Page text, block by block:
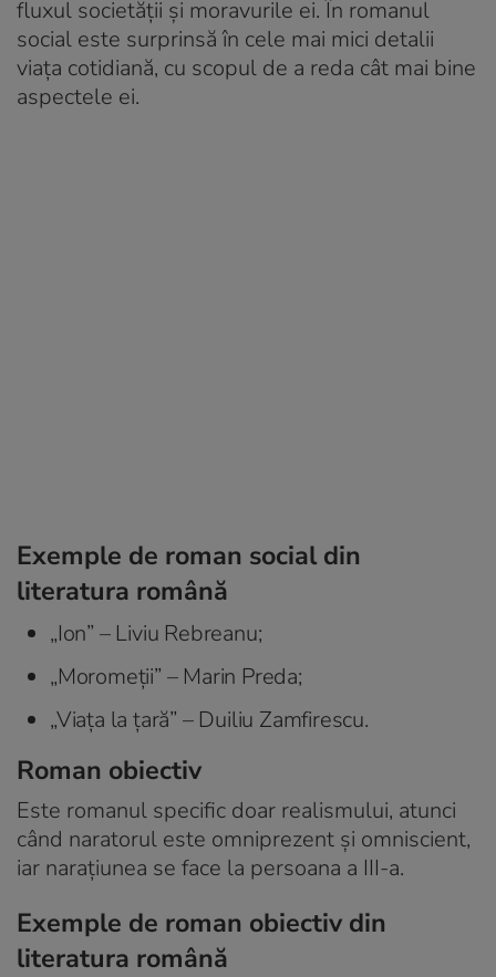
fluxul societății și moravurile ei. În romanul
social este surprinsă în cele mai mici detalii
viața cotidiană, cu scopul de a reda cât mai bine
aspectele ei.
Exemple de roman social din
literatura română
„Ion” – Liviu Rebreanu;
„Moromeții” – Marin Preda;
„Viața la țară” – Duiliu Zamfirescu.
Roman obiectiv
Este romanul specific doar realismului, atunci
când naratorul este omniprezent și omniscient,
iar narațiunea se face la persoana a III-a.
Exemple de roman obiectiv din
literatura română